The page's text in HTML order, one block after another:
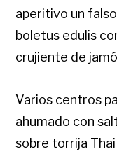
aperitivo un
boletus edulis
crujiente de
Varios centros
ahumado con
sobre torrija